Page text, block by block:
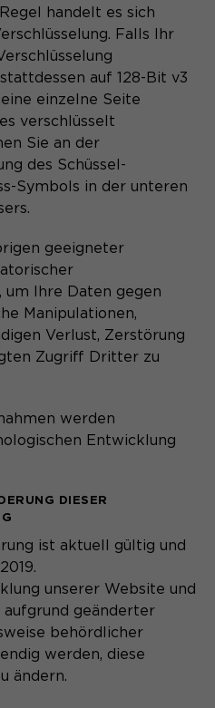
handelt es sich
Falls Ihr
auf 128-Bit v3
eine einzelne Seite
verschlüsselt
Sie an der
des Schüssel-
Symbols in der unteren
geeigneter
um Ihre Daten gegen
Manipulationen,
Verlust, Zerstörung
Zugriff Dritter zu
werden
Entwicklung
DIESER
ist aktuell gültig und
unserer Website und
geänderter
behördlicher
werden, diese
ändern.